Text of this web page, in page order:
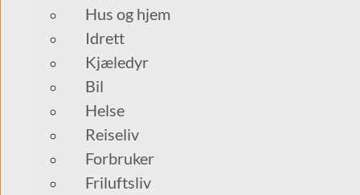
Hus og hjem
Idrett
Kjæledyr
Bil
Helse
Reiseliv
Forbruker
Friluftsliv